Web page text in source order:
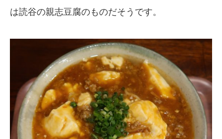
は読谷の親志豆腐のものだそうです。